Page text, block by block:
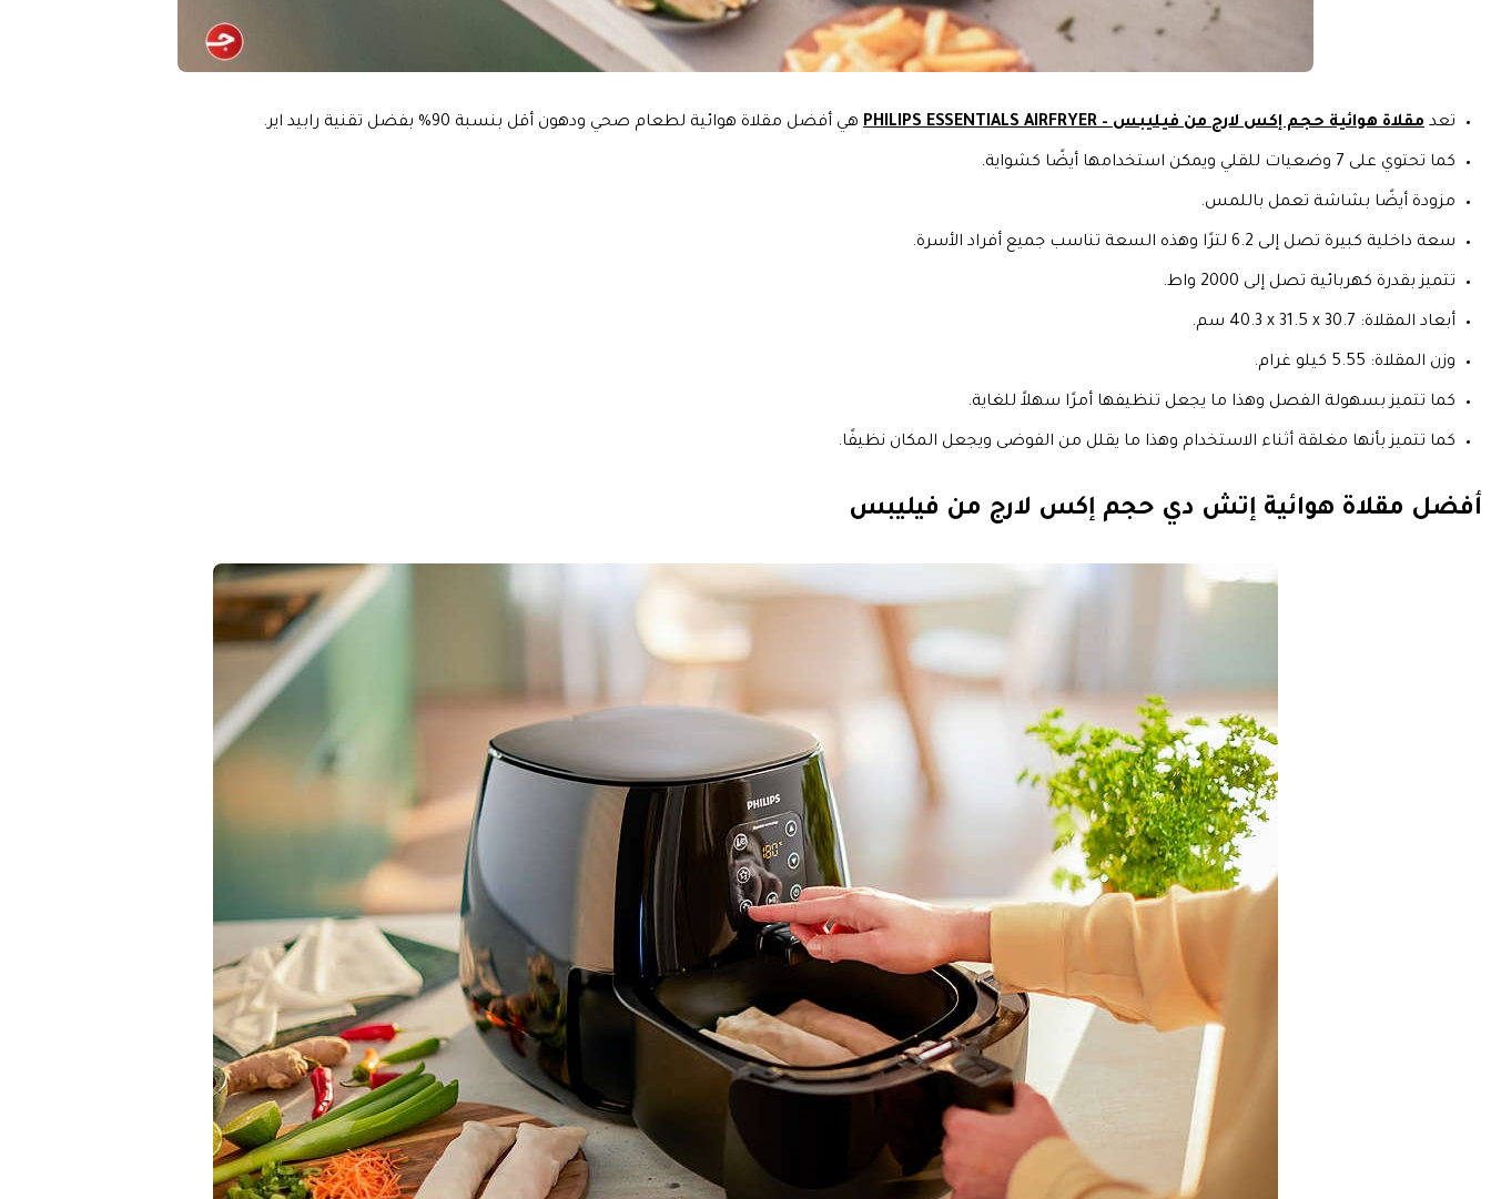
تعد مقلاة هوائية حجم إكس لارج من فيليبس – PHILIPS ESSENTIALS AIRFRYER هي أفضل مقلاة هوائية لطعام صحي ودهون أقل بنسبة 90% بفضل تقنية رابيد اير.
كما تحتوي على 7 وضعيات للقلي ويمكن استخدامها أيضًا كشواية.
مزودة أيضًا بشاشة تعمل باللمس.
سعة داخلية كبيرة تصل إلى 6.2 لترًا وهذه السعة تناسب جميع أفراد الأسرة.
تتميز بقدرة كهربائية تصل إلى 2000 واط.
أبعاد المقلاة: ‎40.3 x 31.5 x 30.7 سم.
وزن المقلاة: 5.55 كيلو غرام.
كما تتميز بسهولة الفصل وهذا ما يجعل تنظيفها أمرًا سهلاً للغاية.
كما تتميز بأنها مغلقة أثناء الاستخدام وهذا ما يقلل من الفوضى ويجعل المكان نظيفًا.
أفضل مقلاة هوائية إتش دي حجم إكس لارج من فيليبس